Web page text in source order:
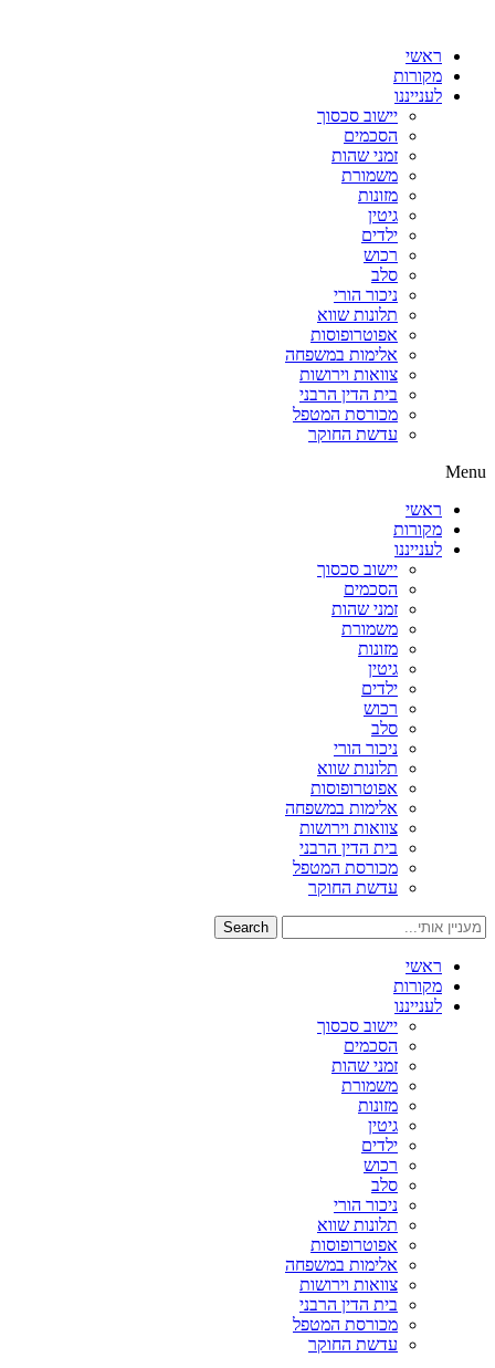
ראשי
מקורות
לענייננו
יישוב סכסוך
הסכמים
זמני שהות
משמורת
מזונות
גיטין
ילדים
רכוש
סלב
ניכור הורי
תלונות שווא
אפוטרופוסות
אלימות במשפחה
צוואות וירושות
בית הדין הרבני
מכורסת המטפל
עדשת החוקר
Menu
ראשי
מקורות
לענייננו
יישוב סכסוך
הסכמים
זמני שהות
משמורת
מזונות
גיטין
ילדים
רכוש
סלב
ניכור הורי
תלונות שווא
אפוטרופוסות
אלימות במשפחה
צוואות וירושות
בית הדין הרבני
מכורסת המטפל
עדשת החוקר
Search
ראשי
מקורות
לענייננו
יישוב סכסוך
הסכמים
זמני שהות
משמורת
מזונות
גיטין
ילדים
רכוש
סלב
ניכור הורי
תלונות שווא
אפוטרופוסות
אלימות במשפחה
צוואות וירושות
בית הדין הרבני
מכורסת המטפל
עדשת החוקר